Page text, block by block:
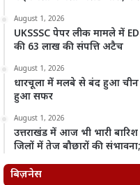
August 1, 2026
UKSSSC पेपर लीक मामले में
की 63 लाख की संपत्ति अटैच
August 1, 2026
धारचूला में मलबे से बंद हुआ चीन
हुआ सफर
August 1, 2026
उत्तराखंड में आज भी भारी
जिलों में तेज बौछारों की
बिज़नेस